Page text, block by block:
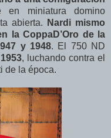
en miniatura domino
abierta.
Nardi mismo
la CoppaD’Oro de la
y 1948. El 750 ND
, luchando contra el
de la época.